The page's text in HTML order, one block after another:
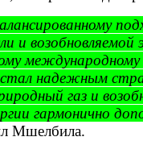
и возобновляемой
международному
надежным
газ и
гармонично
Мшелбила.